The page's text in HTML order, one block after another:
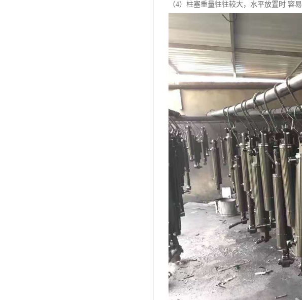
（4）柱塞重量往往较大，水平放置时 容